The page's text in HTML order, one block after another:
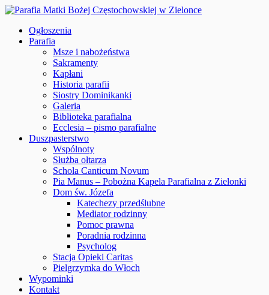
Ogłoszenia
Parafia
Msze i nabożeństwa
Sakramenty
Kapłani
Historia parafii
Siostry Dominikanki
Galeria
Biblioteka parafialna
Ecclesia – pismo parafialne
Duszpasterstwo
Wspólnoty
Służba ołtarza
Schola Canticum Novum
Pia Manus – Pobożna Kapela Parafialna z Zielonki
Dom św. Józefa
Katechezy przedślubne
Mediator rodzinny
Pomoc prawna
Poradnia rodzinna
Psycholog
Stacja Opieki Caritas
Pielgrzymka do Włoch
Wypominki
Kontakt